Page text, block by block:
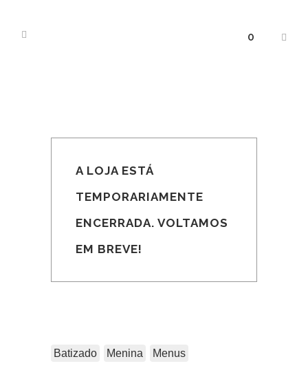
0
A LOJA ESTÁ
TEMPORARIAMENTE
ENCERRADA. VOLTAMOS
EM BREVE!
Batizado Menina Menus